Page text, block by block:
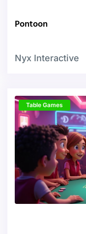
Pontoon
Nyx Interactive
Table Games